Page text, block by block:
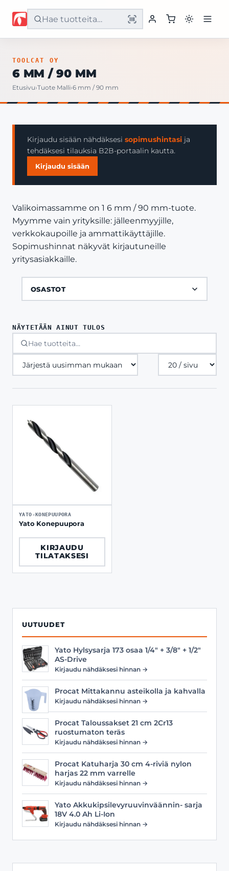
Etusivu
Tuotteet
Yritys
Yhteystiedot
TOOLCAT OY
6 MM / 90 MM
Etusivu›Tuote Malli›6 mm / 90 mm
Kirjaudu sisään nähdäksesi sopimushintasi ja
tehdäksesi tilauksia B2B-portaalin kautta.
Kirjaudu sisään
Valikoimassamme on 1 6 mm / 90 mm-tuote.
Myymme vain yrityksille: jälleenmyyjille,
verkkokaupoille ja ammattikäyttäjille.
Sopimushinnat näkyvät kirjautuneille
yritysasiakkaille.
OSASTOT
UUTUUDET
Yato Hylsysarja 173 osaa 1/4" + 3/8" + 1/2"
AS-Drive
Kirjaudu nähdäksesi hinnan →
Procat Mittakannu asteikolla ja kahvalla
Kirjaudu nähdäksesi hinnan →
Procat Taloussakset 21 cm 2Cr13
ruostumaton teräs
Kirjaudu nähdäksesi hinnan →
Procat Katuharja 30 cm 4-riviä nylon
harjas 22 mm varrelle
Kirjaudu nähdäksesi hinnan →
Yato Akkukipsilevyruuvinväännin- sarja
18V 4.0 Ah Li-Ion
Kirjaudu nähdäksesi hinnan →
NÄYTETÄÄN AINUT TULOS
Tuotteita
sivulla
YATO-KONEPUUPORA
Yato Konepuupora
KIRJAUDU
TILATAKSESI